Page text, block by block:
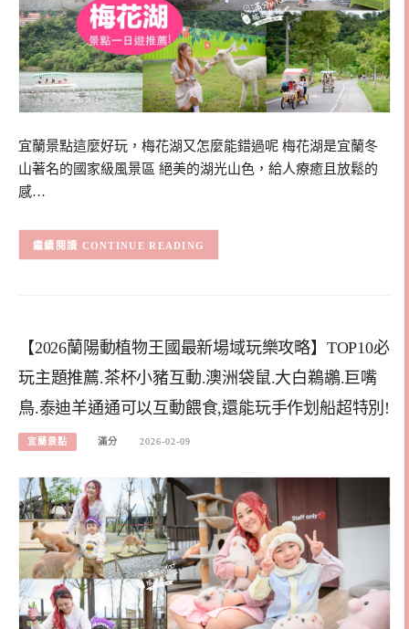
宜蘭景點這麼好玩，梅花湖又怎麼能錯過呢 梅花湖是宜蘭冬
山著名的國家級風景區 絕美的湖光山色，給人療癒且放鬆的
感…
CONTINUE READING
【2026蘭陽動植物王國最新場域玩樂攻略】TOP10必
玩主題推薦.茶杯小豬互動.澳洲袋鼠.大白鵜鶘.巨嘴
鳥.泰迪羊通通可以互動餵食,還能玩手作划船超特別!
宜蘭景點 滿分 2026-02-09